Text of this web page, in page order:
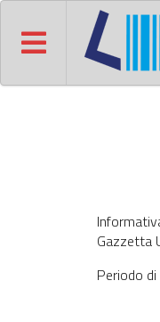
Gazzetta
Periodo